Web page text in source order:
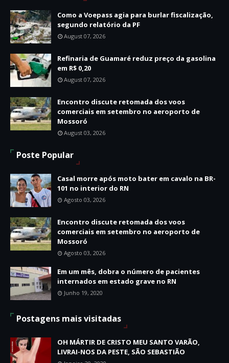
Como a Voepass agia para burlar fiscalização,
segundo relatório da PF
August 07, 2026
Refinaria de Guamaré reduz preço da gasolina
em R$ 0,20
August 07, 2026
Encontro discute retomada dos voos
comerciais em setembro no aeroporto de
Mossoró
August 03, 2026
Poste Popular
Casal morre após moto bater em cavalo na BR-
101 no interior do RN
Agosto 03, 2026
Encontro discute retomada dos voos
comerciais em setembro no aeroporto de
Mossoró
Agosto 03, 2026
Em um mês, dobra o número de pacientes
internados em estado grave no RN
Junho 19, 2020
Postagens mais visitadas
OH MÁRTIR DE CRISTO MEU SANTO VARÃO,
LIVRAI-NOS DA PESTE, SÃO SEBASTIÃO